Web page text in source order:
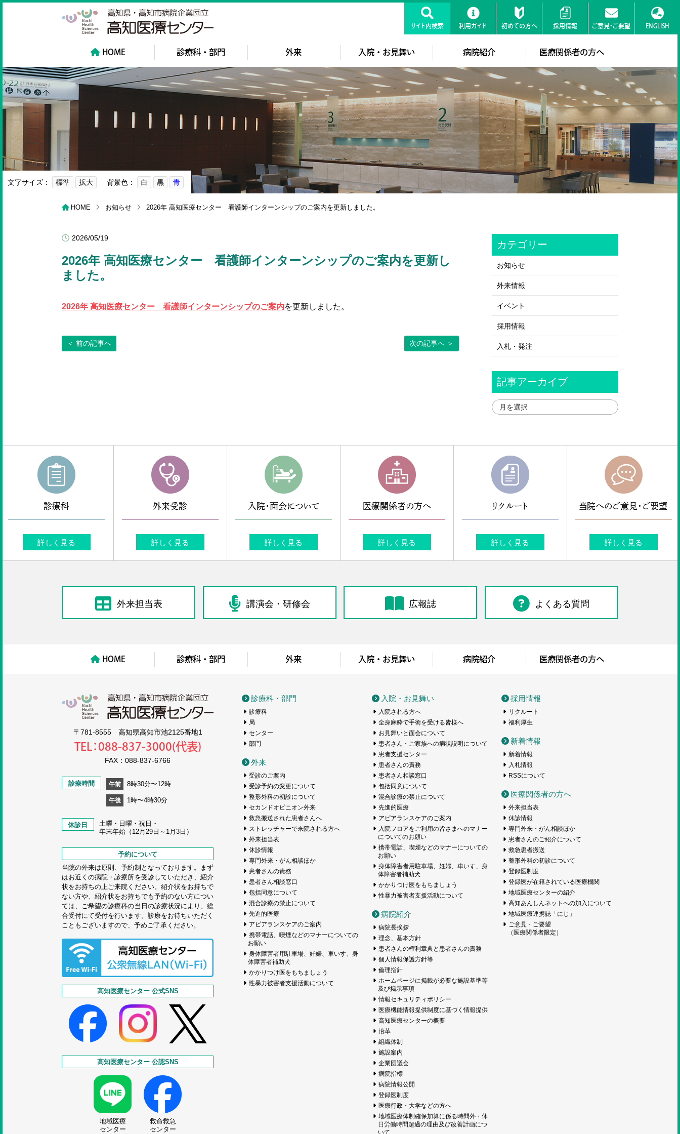
サイト内検索 利用ガイド 初めての方へ 採用情報 ご意見・ご要望 ENGLISH
HOME 診療科・部門 外来 入院・お見舞い 病院紹介 医療関係者の方へ
文字サイズ： 標準 拡大 背景色： 白 黒 青
HOME お知らせ 2026年 高知医療センター 看護師インターンシップのご案内を更新しました。
2026/05/19
2026年 高知医療センター 看護師インターンシップのご案内を更新し
ました。
2026年 高知医療センター 看護師インターンシップのご案内を更新しました。
＜ 前の記事へ 次の記事へ ＞
カテゴリー
お知らせ
外来情報
イベント
採用情報
入札・発注
記事アーカイブ
診療科
詳しく見る
外来受診
詳しく見る
入院・面会について
詳しく見る
医療関係者の方へ
詳しく見る
リクルート
詳しく見る
当院へのご意見・ご要望
詳しく見る
外来担当表 講演会・研修会 広報誌 よくある質問
HOME 診療科・部門 外来 入院・お見舞い 病院紹介 医療関係者の方へ
高知医療センター
〒781-8555 高知県高知市池2125番地1
TEL：088-837-3000(代表)
FAX：088-837-6766
診療時間 午前 8時30分〜12時
午後 1時〜4時30分
休診日
土曜・日曜・祝日・
年末年始（12月29日～1月3日）
予約について
当院の外来は原則、予約制となっております。まず
はお近くの病院・診療所を受診していただき、紹介
状をお持ちの上ご来院ください。紹介状をお持ちで
ない方や、紹介状をお持ちでも予約のない方につい
ては、ご希望の診療科の当日の診療状況により、総
合受付にて受付を行います。診療をお待ちいただく
こともございますので、予めご了承ください。
高知医療センター 公式SNS
高知医療センター 公認SNS
地域医療
センター
救命救急
センター
診療科・部門
診療科
局
センター
部門
外来
受診のご案内
受診予約の変更について
整形外科の初診について
セカンドオピニオン外来
救急搬送された患者さんへ
ストレッチャーで来院される方へ
外来担当表
休診情報
専門外来・がん相談ほか
患者さんの責務
患者さん相談窓口
包括同意について
混合診療の禁止について
先進的医療
アピアランスケアのご案内
携帯電話、喫煙などのマナーについての
お願い
身体障害者用駐車場、妊婦、車いす、身
体障害者補助犬
かかりつけ医をもちましょう
性暴力被害者支援活動について
入院・お見舞い
入院される方へ
全身麻酔で手術を受ける皆様へ
お見舞いと面会について
患者さん・ご家族への病状説明について
患者支援センター
患者さんの責務
患者さん相談窓口
包括同意について
混合診療の禁止について
先進的医療
アピアランスケアのご案内
入院フロアをご利用の皆さまへのマナー
についてのお願い
携帯電話、喫煙などのマナーについての
お願い
身体障害者用駐車場、妊婦、車いす、身
体障害者補助犬
かかりつけ医をもちましょう
性暴力被害者支援活動について
病院紹介
病院長挨拶
理念、基本方針
患者さんの権利章典と患者さんの責務
個人情報保護方針等
倫理指針
ホームページに掲載が必要な施設基準等
及び掲示事項
情報セキュリティポリシー
医療機能情報提供制度に基づく情報提供
高知医療センターの概要
沿革
組織体制
施設案内
企業団議会
病院指標
病院情報公開
登録医制度
医療行政・大学などの方へ
地域医療体制確保加算に係る時間外・休
日労働時間超過の理由及び改善計画につ
採用情報
リクルート
福利厚生
新着情報
新着情報
入札情報
RSSについて
医療関係者の方へ
外来担当表
休診情報
専門外来・がん相談ほか
患者さんのご紹介について
救急患者搬送
整形外科の初診について
登録医制度
登録医が在籍されている医療機関
地域医療センターの紹介
高知あんしんネットへの加入について
地域医療連携誌「にじ」
ご意見・ご要望
（医療関係者限定）